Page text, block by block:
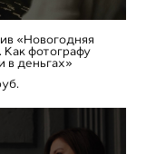
«Новогодняя
Как фотографу
в деньгах»